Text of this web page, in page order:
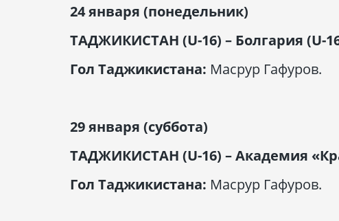
24 января (понедельник)
ТАДЖИКИСТАН (U-16) – Болгария (U-
Гол Таджикистана: Масрур Гафуров.
29 января (суббота)
ТАДЖИКИСТАН (U-16) – Академия
Гол Таджикистана: Масрур Гафуров.